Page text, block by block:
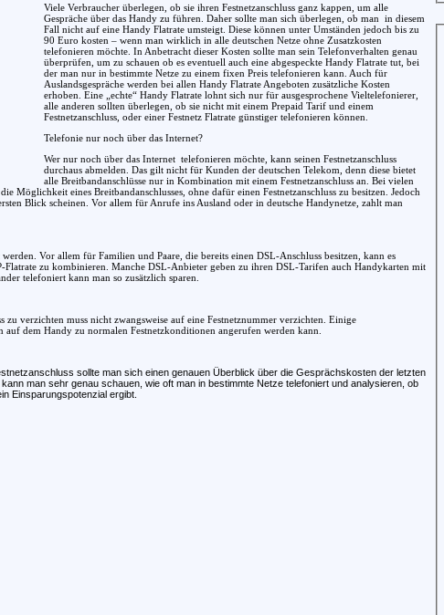
Viele Verbraucher überlegen, ob sie ihren Festnetzanschluss ganz kappen, um alle
Gespräche über das Handy zu führen. Daher sollte man sich überlegen, ob man in diesem
Fall nicht auf eine Handy Flatrate umsteigt. Diese können unter Umständen jedoch bis zu
90 Euro kosten – wenn man wirklich in alle deutschen Netze ohne Zusatzkosten
telefonieren möchte. In Anbetracht dieser Kosten sollte man sein Telefonverhalten genau
überprüfen, um zu schauen ob es eventuell auch eine abgespeckte Handy Flatrate tut, bei
der man nur in bestimmte Netze zu einem fixen Preis telefonieren kann. Auch für
Auslandsgespräche werden bei allen Handy Flatrate Angeboten zusätzliche Kosten
erhoben. Eine „echte“ Handy Flatrate lohnt sich nur für ausgesprochene Vieltelefonierer,
alle anderen sollten überlegen, ob sie nicht mit einem Prepaid Tarif und einem
Festnetzanschluss, oder einer Festnetz Flatrate günstiger telefonieren können.
Telefonie nur noch über das Internet?
Wer nur noch über das Internet telefonieren möchte, kann seinen Festnetzanschluss
durchaus abmelden. Das gilt nicht für Kunden der deutschen Telekom, denn diese bietet
alle Breitbandanschlüsse nur in Kombination mit einem Festnetzanschluss an. Bei vielen
Möglichkeit eines Breitbandanschlusses, ohne dafür einen Festnetzanschluss zu besitzen. Jedoch
Blick scheinen. Vor allem für Anrufe ins Ausland oder in deutsche Handynetze, zahlt man
Vor allem für Familien und Paare, die bereits einen DSL-Anschluss besitzen, kann es
Flatrate zu kombinieren. Manche DSL-Anbieter geben zu ihren DSL-Tarifen auch Handykarten mit
telefoniert kann man so zusätzlich sparen.
zu verzichten muss nicht zwangsweise auf eine Festnetznummer verzichten. Einige
dem Handy zu normalen Festnetzkonditionen angerufen werden kann.
sollte man sich einen genauen Überblick über die Gesprächskosten der letzten
man sehr genau schauen, wie oft man in bestimmte Netze telefoniert und analysieren, ob
Einsparungspotenzial ergibt.